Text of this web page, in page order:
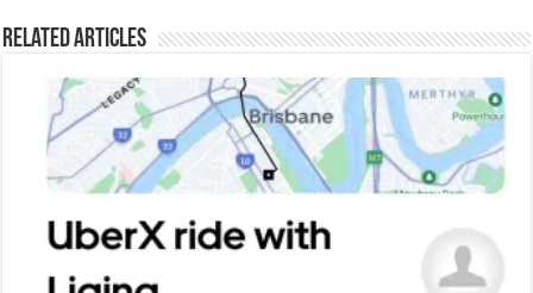
Related Articles